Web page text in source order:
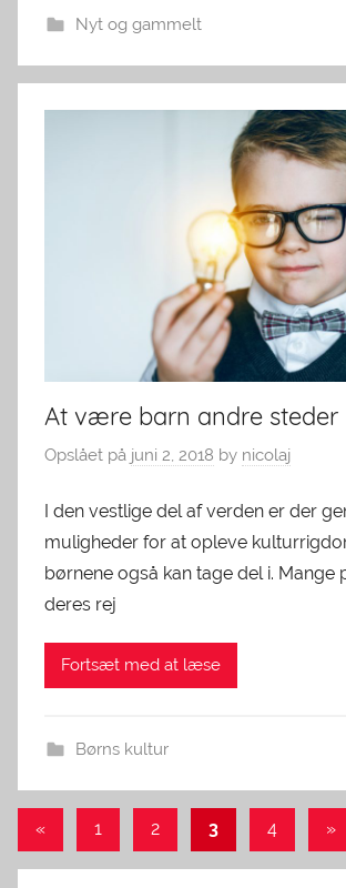
Nyt og gammelt
At være barn andre steder
Opslået på juni 2, 2018 by nicolaj
I den vestlige del af verden er der
muligheder for at opleve
børnene også kan tage del i.
deres rej
Fortsæt med at læse
Børns kultur
Indlægsinddeling
«Previous
1 2 3 4 »